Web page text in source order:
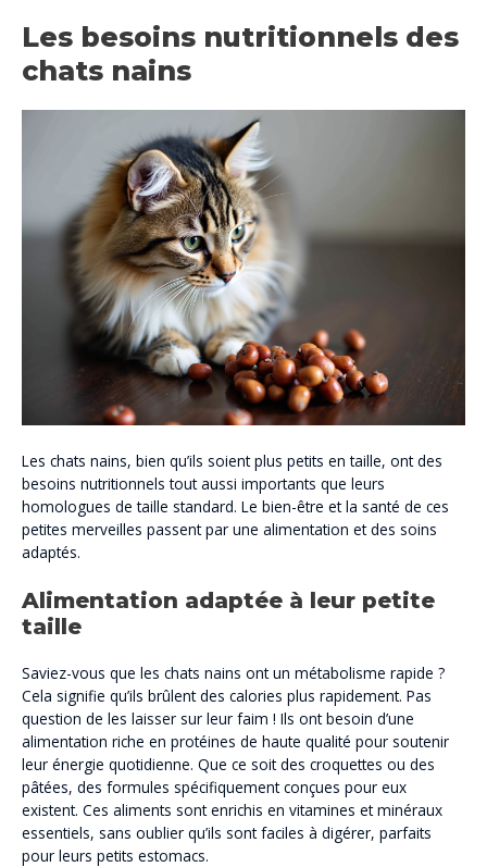
Les besoins nutritionnels des
chats nains
Les chats nains, bien qu’ils soient plus petits en taille, ont des
besoins nutritionnels tout aussi importants que leurs
homologues de taille standard. Le bien-être et la santé de ces
petites merveilles passent par une alimentation et des soins
adaptés.
Alimentation adaptée à leur petite
taille
Saviez-vous que les chats nains ont un métabolisme rapide ?
Cela signifie qu’ils brûlent des calories plus rapidement. Pas
question de les laisser sur leur faim ! Ils ont besoin d’une
alimentation riche en protéines de haute qualité pour soutenir
leur énergie quotidienne. Que ce soit des croquettes ou des
pâtées, des formules spécifiquement conçues pour eux
existent. Ces aliments sont enrichis en vitamines et minéraux
essentiels, sans oublier qu’ils sont faciles à digérer, parfaits
pour leurs petits estomacs.